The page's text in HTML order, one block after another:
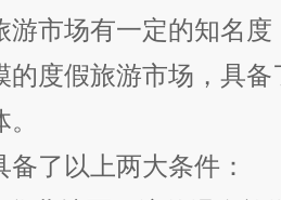
游市场有一定的知名
的度假旅游市场，具
了以上两大条件：